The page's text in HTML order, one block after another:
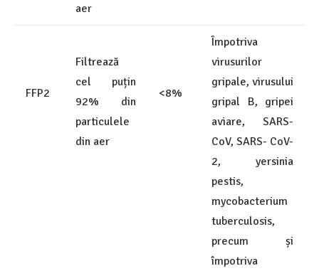
aer
FFP2
Filtrează
cel puțin
92% din
particulele
din aer
<8%
Împotriva
virusurilor
gripale, virusului
gripal B, gripei
aviare, SARS-
CoV, SARS- CoV-
2, yersinia
pestis,
mycobacterium
tuberculosis,
precum și
împotriva